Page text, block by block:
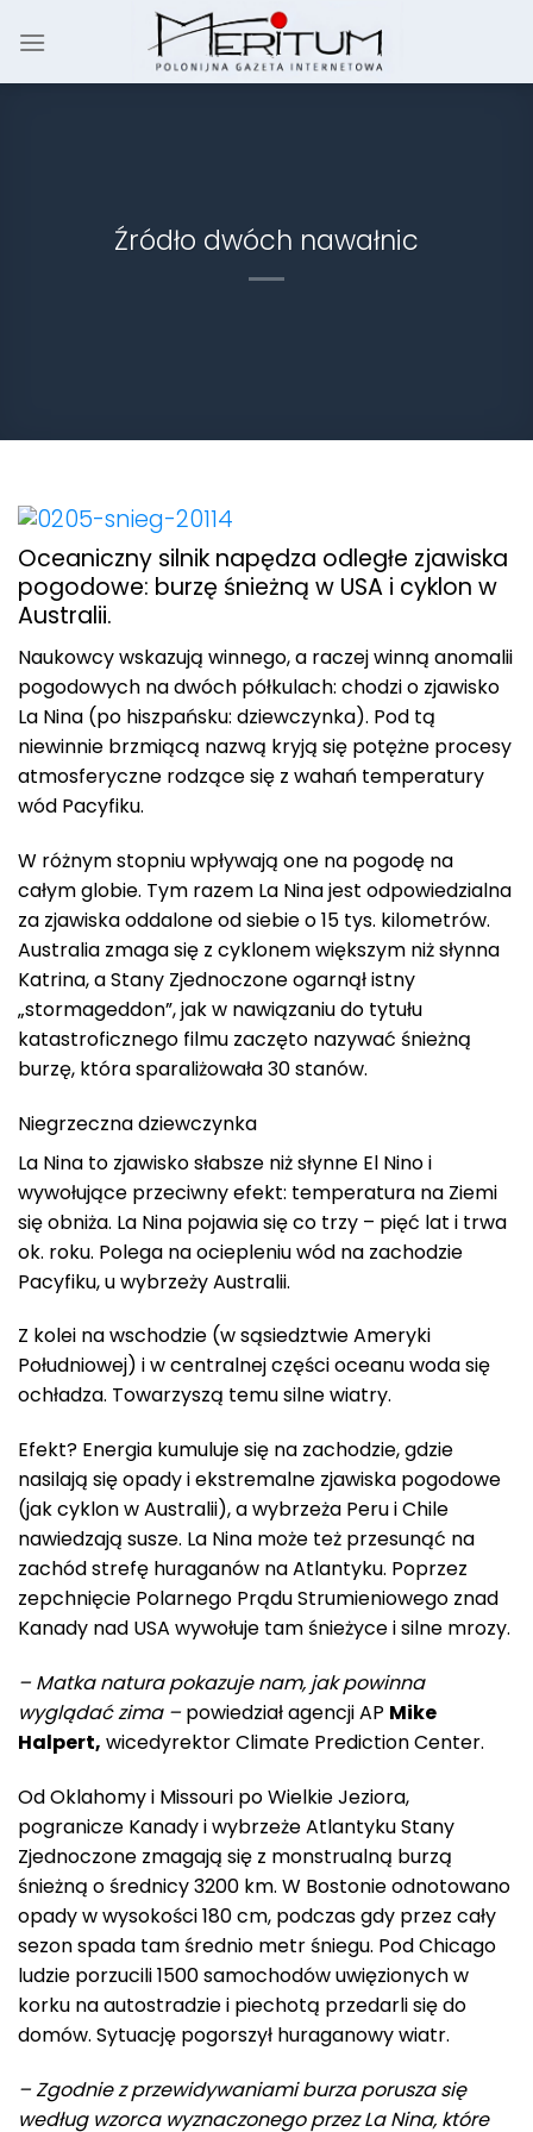
Źródło dwóch nawałnic
Oceaniczny silnik napędza odległe zjawiska
pogodowe: burzę śnieżną w USA i cyklon w
Australii.
Naukowcy wskazują winnego, a raczej winną anomalii
pogodowych na dwóch półkulach: chodzi o zjawisko
La Nina (po hiszpańsku: dziewczynka). Pod tą
niewinnie brzmiącą nazwą kryją się potężne procesy
atmosferyczne rodzące się z wahań temperatury
wód Pacyfiku.
W różnym stopniu wpływają one na pogodę na
całym globie. Tym razem La Nina jest odpowiedzialna
za zjawiska oddalone od siebie o 15 tys. kilometrów.
Australia zmaga się z cyklonem większym niż słynna
Katrina, a Stany Zjednoczone ogarnął istny
„stormageddon”, jak w nawiązaniu do tytułu
katastroficznego filmu zaczęto nazywać śnieżną
burzę, która sparaliżowała 30 stanów.
Niegrzeczna dziewczynka
La Nina to zjawisko słabsze niż słynne El Nino i
wywołujące przeciwny efekt: temperatura na Ziemi
się obniża. La Nina pojawia się co trzy – pięć lat i trwa
ok. roku. Polega na ociepleniu wód na zachodzie
Pacyfiku, u wybrzeży Australii.
Z kolei na wschodzie (w sąsiedztwie Ameryki
Południowej) i w centralnej części oceanu woda się
ochładza. Towarzyszą temu silne wiatry.
Efekt? Energia kumuluje się na zachodzie, gdzie
nasilają się opady i ekstremalne zjawiska pogodowe
(jak cyklon w Australii), a wybrzeża Peru i Chile
nawiedzają susze. La Nina może też przesunąć na
zachód strefę huraganów na Atlantyku. Poprzez
zepchnięcie Polarnego Prądu Strumieniowego znad
Kanady nad USA wywołuje tam śnieżyce i silne mrozy.
– Matka natura pokazuje nam, jak powinna
wyglądać zima – powiedział agencji AP Mike
Halpert, wicedyrektor Climate Prediction Center.
Od Oklahomy i Missouri po Wielkie Jeziora,
pogranicze Kanady i wybrzeże Atlantyku Stany
Zjednoczone zmagają się z monstrualną burzą
śnieżną o średnicy 3200 km. W Bostonie odnotowano
opady w wysokości 180 cm, podczas gdy przez cały
sezon spada tam średnio metr śniegu. Pod Chicago
ludzie porzucili 1500 samochodów uwięzionych w
korku na autostradzie i piechotą przedarli się do
domów. Sytuację pogorszył huraganowy wiatr.
– Zgodnie z przewidywaniami burza porusza się
według wzorca wyznaczonego przez La Nina, które